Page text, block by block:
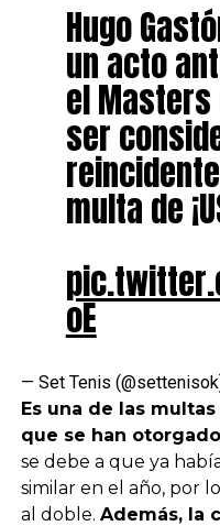
Hugo
un acto
el
ser
multa de
oE
— Set Tenis
Es una de las
que se han
se debe a que ya
similar en el año, por
al doble. Además, la